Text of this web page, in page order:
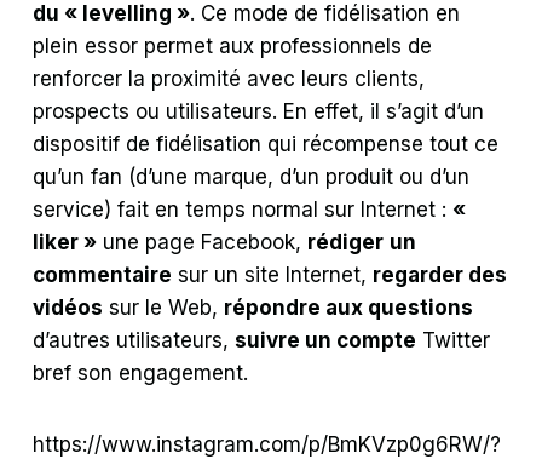
du « levelling ». Ce mode de fidélisation en
plein essor permet aux professionnels de
renforcer la proximité avec leurs clients,
prospects ou utilisateurs. En effet, il s’agit d’un
dispositif de fidélisation qui récompense tout ce
qu’un fan (d’une marque, d’un produit ou d’un
service) fait en temps normal sur Internet : «
liker » une page Facebook, rédiger un
commentaire sur un site Internet, regarder des
vidéos sur le Web, répondre aux questions
d’autres utilisateurs,suivre un compte Twitter
bref son engagement.
https://www.instagram.com/p/BmKVzp0g6RW/?